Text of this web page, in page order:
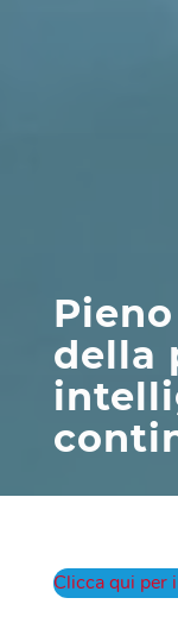
della
Clicca qui per